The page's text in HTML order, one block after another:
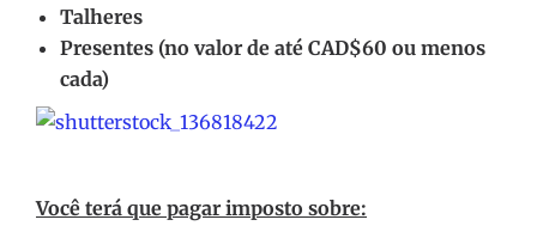
Talheres
Presentes (no valor de até CAD$60 ou menos
cada)
Você terá que pagar imposto sobre: